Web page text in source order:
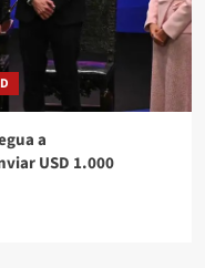
a
USD 1.000